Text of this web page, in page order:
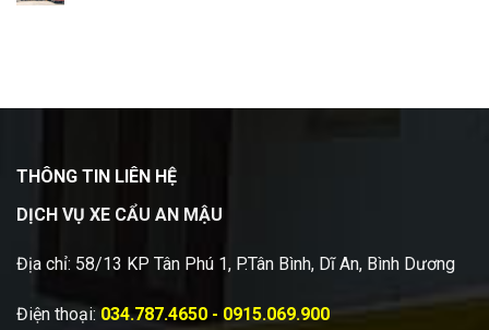
THÔNG TIN LIÊN HỆ
DỊCH VỤ XE CẨU AN MẬU
Địa chỉ: 58/13 KP Tân Phú 1, P.Tân Bình, Dĩ An, Bình Dương
Điện thoại: 034.787.4650 - 0915.069.900